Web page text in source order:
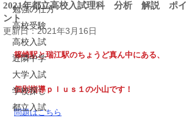
勉強の仕方
高校受験
高校入試
近隣中学
大学入試
学校探し
都立入試
2021年都立高校入試理科 分析 解説 ポイ
ント
更新日：2021年3月16日
篠崎駅と瑞江駅のちょうど真ん中にある、
個別指導ｐｌｕｓ１の小山です！
問題はこちら